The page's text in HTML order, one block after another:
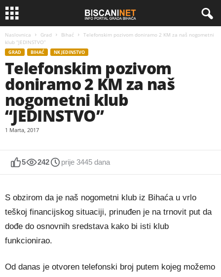
Naslovnica Grad Bihać
Telefonskim pozivom doniramo 2 KM za naš nogometni
klub “JEDINSTVO”
GRAD BIHAĆ NK JEDINSTVO
Telefonskim pozivom
doniramo 2 KM za naš
nogometni klub
“JEDINSTVO”
1 Marta, 2017
5 242 prije 3445 dana
S obzirom da je naš nogometni klub iz Bihaća u vrlo
teškoj financijskog situaciji, prinuđen je na trnovit put da
dođe do osnovnih sredstava kako bi isti klub
funkcionirao.
Od danas je otvoren telefonski broj putem kojeg možemo